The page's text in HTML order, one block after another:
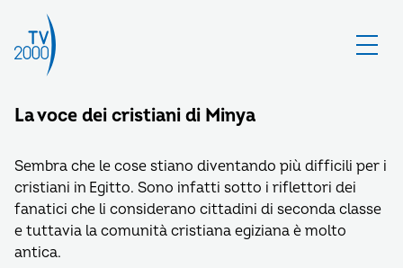
La voce dei cristiani di Minya
Sembra che le cose stiano diventando più difficili per i
cristiani in Egitto. Sono infatti sotto i riflettori dei
fanatici che li considerano cittadini di seconda classe
e tuttavia la comunità cristiana egiziana è molto
antica.